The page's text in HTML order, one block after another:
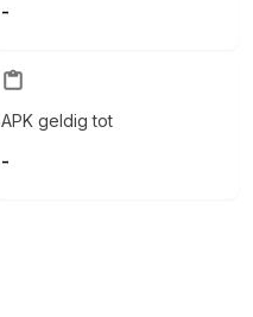
-
APK geldig tot
-